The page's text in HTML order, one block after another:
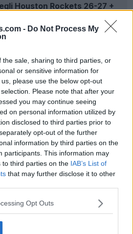
- Do Not Process My
the sale, sharing to third parties, or
or sensitive information for
please use the below opt-out
Please note that after your
you may continue seeing
on personal information utilized by
disclosed to third parties prior to
opt-out of the further
information by third parties on the
participants. This information may
to third parties on the IAB’s List of
that may further disclose it to other
Opt Outs
Houston Rockets 26-27 +
Archive 1g